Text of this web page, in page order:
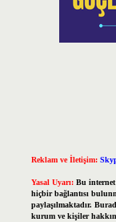
Reklam ve İletişim:
Yasal Uyarı: Bu
hiçbir bağlantısı
paylaşılmaktadır.
kurum ve kişiler